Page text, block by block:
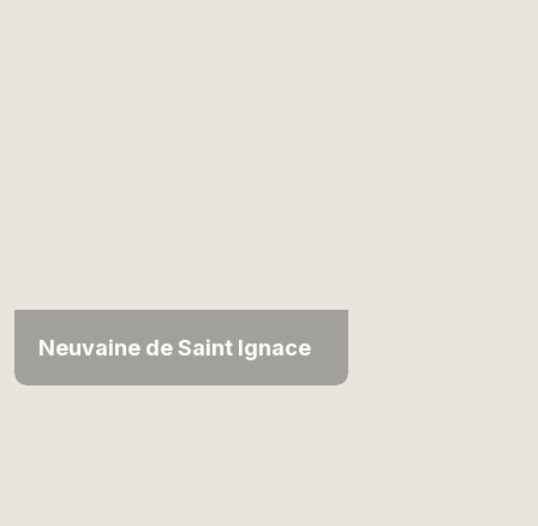
Neuvaine de Saint Ignace